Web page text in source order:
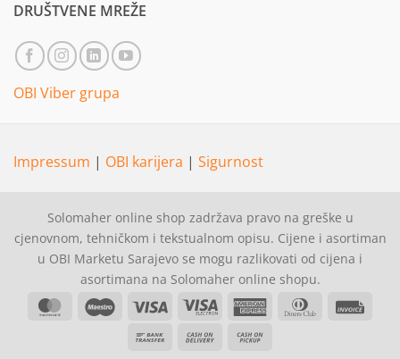
DRUŠTVENE MREŽE
OBI Viber grupa
Impressum | OBI karijera | Sigurnost
Solomaher online shop zadržava pravo na greške u
cjenovnom, tehničkom i tekstualnom opisu. Cijene i asortiman
u OBI Marketu Sarajevo se mogu razlikovati od cijena i
asortimana na Solomaher online shopu.
MasterCardMaestro Visa
Visa
American Dinners
Bank
Cash